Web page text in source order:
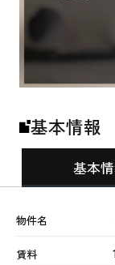
基本情報
基本
物件名
賃料